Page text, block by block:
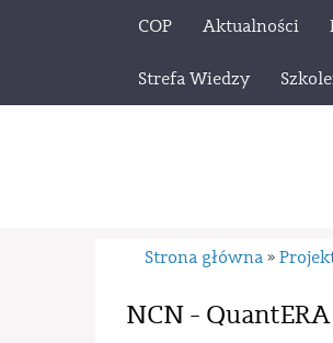
COP Aktualności
Strefa Wiedzy
Strona główna »
NCN -